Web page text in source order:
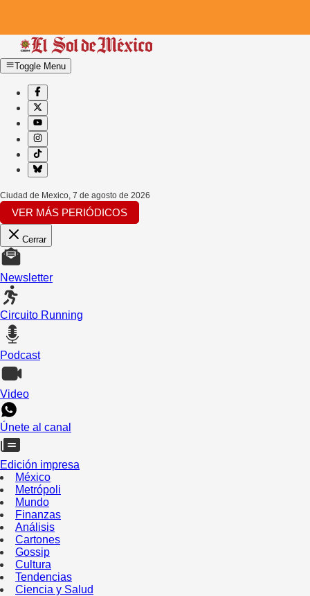
Toggle Menu
Ciudad de Mexico, 7 de agosto de 2026
VER MÁS PERIÓDICOS
Cerrar
Newsletter
Circuito Running
Podcast
Video
Únete al canal
Edición impresa
México
Metrópoli
Mundo
Finanzas
Análisis
Cartones
Gossip
Cultura
Tendencias
Ciencia y Salud